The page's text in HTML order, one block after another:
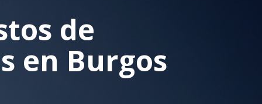
de
en Burgos